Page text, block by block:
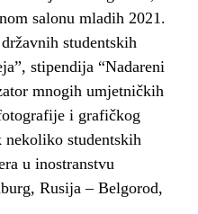
salonu mladih 2021.
studentskih
stipendija “Nadareni
mnogih umjetničkih
i grafičkog
nekoliko studentskih
u inostranstvu
Rusija – Belgorod,